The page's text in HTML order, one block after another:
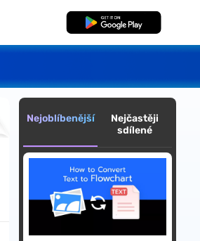
Bezplatné stažení
Nejoblíbenější
Nejčastěji
sdílené